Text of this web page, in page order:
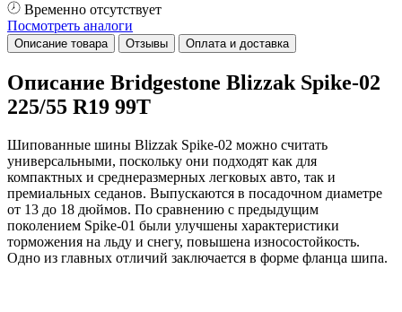
Временно отсутствует
Посмотреть аналоги
Описание товара Отзывы Оплата и доставка
Описание Bridgestone Blizzak Spike-02
225/55 R19 99T
Шипованные шины Blizzak Spike-02 можно считать
универсальными, поскольку они подходят как для
компактных и среднеразмерных легковых авто, так и
премиальных седанов. Выпускаются в посадочном диаметре
от 13 до 18 дюймов. По сравнению с предыдущим
поколением Spike-01 были улучшены характеристики
торможения на льду и снегу, повышена износостойкость.
Одно из главных отличий заключается в форме фланца шипа.